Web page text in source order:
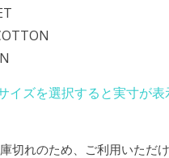
イズを選択すると実寸が表
切れのため、ご利用いただ